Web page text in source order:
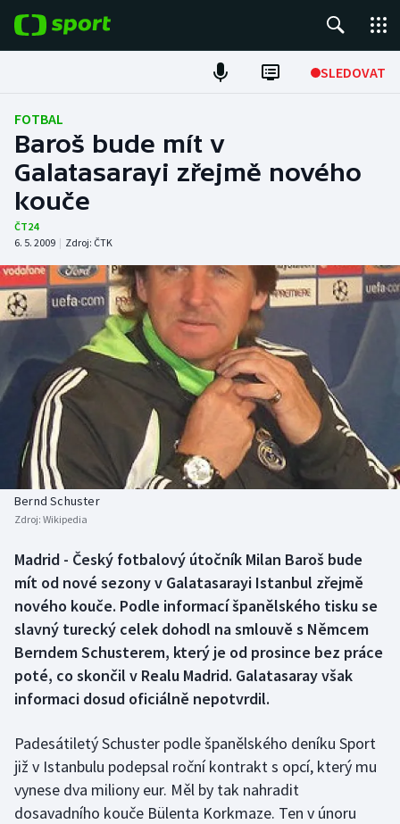
SLEDOVAT
Fotbal
Hokej
Tenis
Atletika
Cyklistika
DALŠÍ SPORTY
Americký fotbal
Baseball a softbal
Basketbal
Biatlon
Box
Curling
Dostihy
Golf
NEPŘEHLÉDNĚTE
Soutěže
Historické návraty
Aplikace ČT sport
FOTBAL
Baroš bude mít v
Galatasarayi zřejmě nového
kouče
ČT24
6. 5. 2009 | Zdroj: ČTK
Bernd Schuster
Zdroj: Wikipedia
Madrid - Český fotbalový útočník Milan Baroš bude
mít od nové sezony v Galatasarayi Istanbul zřejmě
nového kouče. Podle informací španělského tisku se
slavný turecký celek dohodl na smlouvě s Němcem
Berndem Schusterem, který je od prosince bez práce
poté, co skončil v Realu Madrid. Galatasaray však
informaci dosud oficiálně nepotvrdil.
Padesátiletý Schuster podle španělského deníku Sport
již v Istanbulu podepsal roční kontrakt s opcí, který mu
vynese dva miliony eur. Měl by tak nahradit
dosavadního kouče Bülenta Korkmaze. Ten v únoru